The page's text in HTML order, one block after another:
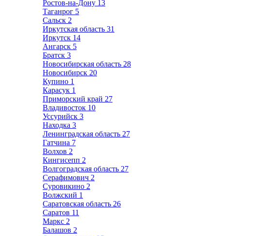
Ростов-на-Дону 13
Таганрог 5
Сальск 2
Иркутская область 31
Иркутск 14
Ангарск 5
Братск 3
Новосибирская область 28
Новосибирск 20
Купино 1
Карасук 1
Приморский край 27
Владивосток 10
Уссурийск 3
Находка 3
Ленинградская область 27
Гатчина 7
Волхов 2
Кингисепп 2
Волгоградская область 27
Серафимович 2
Суровикино 2
Волжский 1
Саратовская область 26
Саратов 11
Маркс 2
Балашов 2